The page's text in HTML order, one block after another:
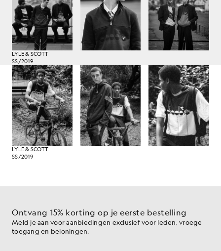
LYLE & SCOTT
SS/2019
LYLE & SCOTT
SS/2019
Ontvang 15% korting op je eerste bestelling
Meld je aan voor aanbiedingen exclusief voor leden, vroege
toegang en beloningen.